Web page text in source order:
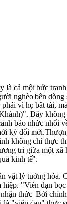
là cả một bức
nghèo bên dòng
phải vì họ bất tài,
Đây không
báo nhức nhối
kỳ đổi
không chỉ thực
tri giữa một xã
kinh tế".
vật lý tưởng hóa.
hiệp. "Viên đạn
thức. Bởi